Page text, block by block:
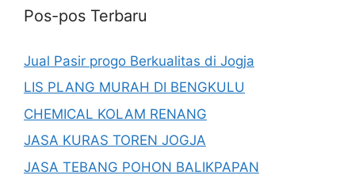
Pos-pos Terbaru
Jual Pasir progo Berkualitas di Jogja
LIS PLANG MURAH DI BENGKULU
CHEMICAL KOLAM RENANG
JASA KURAS TOREN JOGJA
JASA TEBANG POHON BALIKPAPAN